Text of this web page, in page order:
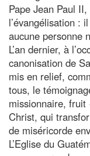
Pape Jean Paul
l’évangélisation :
aucune personne
L’an dernier, à
canonisation de
mis en relief,
tous, le
missionnaire,
Christ, qui
de miséricorde
L’Eglise du